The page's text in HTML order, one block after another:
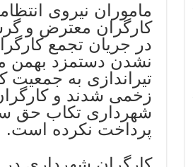
ماموران نیروی
در جریان تجمع
نشدن دستمزد بهمن
زخمی شدند و
پرداخت نکرده است.